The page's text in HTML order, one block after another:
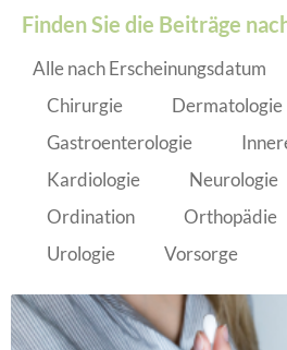
Finden Sie die Beiträge
Alle nach Erscheinungsdatum
Chirurgie
Dermatologie
Gastroenterologie
Kardiologie
Neurologie
Ordination
Orthopädie
Urologie
Vorsorge